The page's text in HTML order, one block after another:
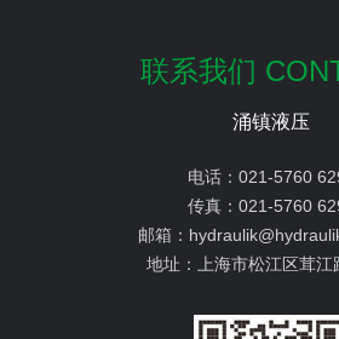
联系我们
涌镇液压
电话： 021-5760
传真： 021-5760
邮箱：
地址： 上海市松江区茸江